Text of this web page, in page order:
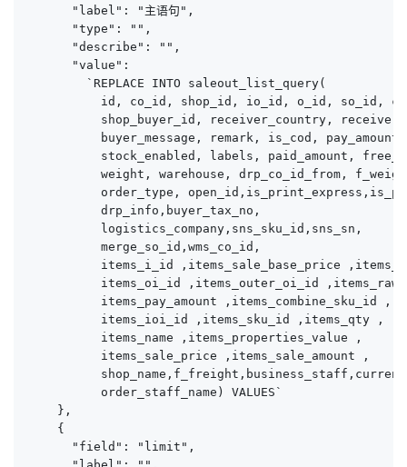
      "label": "主语句",
      "type": "",
      "describe": "",
      "value":
        `REPLACE INTO saleout_list_query(
id, co_id, shop_id, io_id, o_id, so_id,
shop_buyer_id, receiver_country,
buyer_message, remark, is_cod,
stock_enabled, labels, paid_amount,
weight, warehouse, drp_co_id_from,
order_type,
          drp_info,buyer_tax_no,
          logistics_company,sns_sku_id,sns_sn,
          merge_so_id,wms_co_id,
items_i_id ,items_sale_base_price
items_oi_id ,items_outer_oi_id
          items_pay_amount ,items_combine_sku_id ,
          items_ioi_id ,items_sku_id ,items_qty ,
          items_name ,items_properties_value ,
          items_sale_price ,items_sale_amount ,
          order_staff_name) VALUES`
    },
    {
      "field": "limit",